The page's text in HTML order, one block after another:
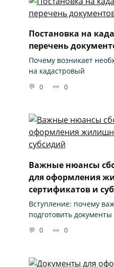
Постановка на
перечень
Почему возникает
на кадастровый
0 0
Важные нюансы
для оформления
сертификатов и
Вступление: почему
подготовить документы
0 0